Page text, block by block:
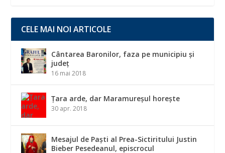
CELE MAI NOI ARTICOLE
Cântarea Baronilor, faza pe municipiu și
județ
16 mai 2018
Țara arde, dar Maramureșul horește
30 apr. 2018
Mesajul de Paști al Prea-Sictiritului Justin
Bieber Pesedeanul, episcrocul